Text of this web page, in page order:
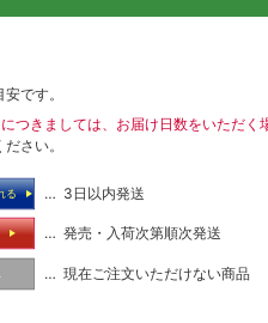
です。
つきましては、お届け日数をいただく
さい。
る … 3日以内発送
… 発売・入荷次第順次発送
… 現在ご注文いただけない商品